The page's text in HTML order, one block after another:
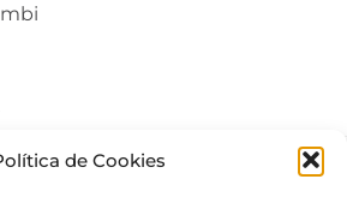
de Cookies